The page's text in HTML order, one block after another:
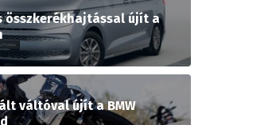
összkerékhajtással újít a
váltóval újít a BMW